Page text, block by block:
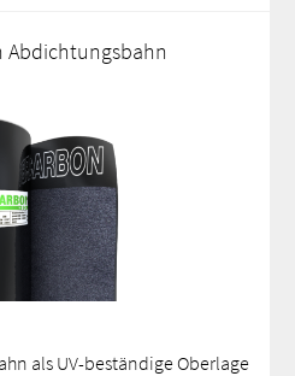
Abdichtungsbahn
als UV-beständige Oberlage